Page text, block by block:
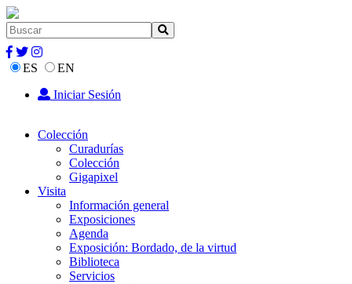
ES
EN
Iniciar Sesión
Colección
Curadurías
Colección
Gigapixel
Visita
Información general
Exposiciones
Agenda
Exposición: Bordado, de la virtud
Biblioteca
Servicios